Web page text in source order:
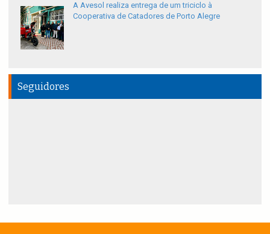
A Avesol realiza entrega de um triciclo à
Cooperativa de Catadores de Porto Alegre
Seguidores